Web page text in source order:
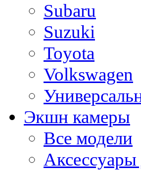
Subaru
Suzuki
Toyota
Volkswagen
Экшн камеры
Все модели